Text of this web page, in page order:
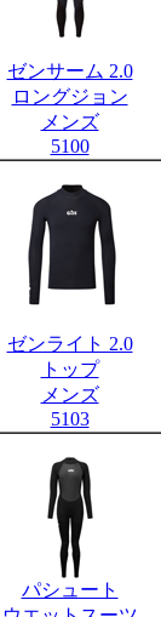
ゼンサーム 2.0
ロングジョン
メンズ
5100
ゼンライト 2.0
トップ
メンズ
5103
パシュート